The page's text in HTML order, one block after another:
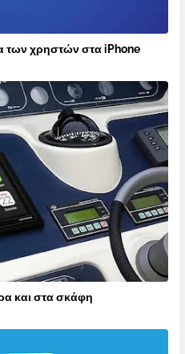
των χρηστών στα iPhone
και στα σκάφη